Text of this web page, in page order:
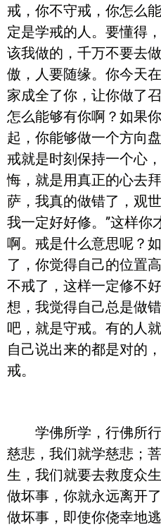
戒，你不守戒，你怎么
定是学戒的人。要懂得
该我做的，千万不要去
傲，人要随缘。你今天
家成全了你，让你做了
怎么能够有你啊？如果
起，你能够做一个方向
戒就是时刻保持一个心
悔，就是用真正的心去
萨，我真的做错了，观
我一定好好修。”这样你
啊。戒是什么意思呢？
了，你觉得自己的位置
不戒了，这样一定修不
想，我觉得自己总是做
吧，就是守戒。有的人
自己说出来的都是对的
戒。
学佛所学，行佛所行
慈悲，我们就学慈悲；
生，我们就要去救度众
做坏事，你就永远离开
做坏事，即使你侥幸地